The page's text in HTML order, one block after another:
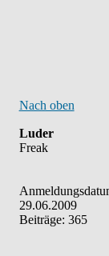
Nach oben
Luder
Freak
29.06.2009
Beiträge: 365